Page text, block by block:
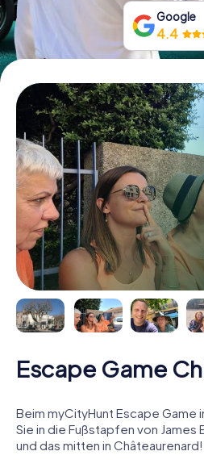
Google
4.4
Escape Game
Beim myCityHunt Escape Game
Sie in die Fußstapfen von James
und das mitten in Châteaurenard!